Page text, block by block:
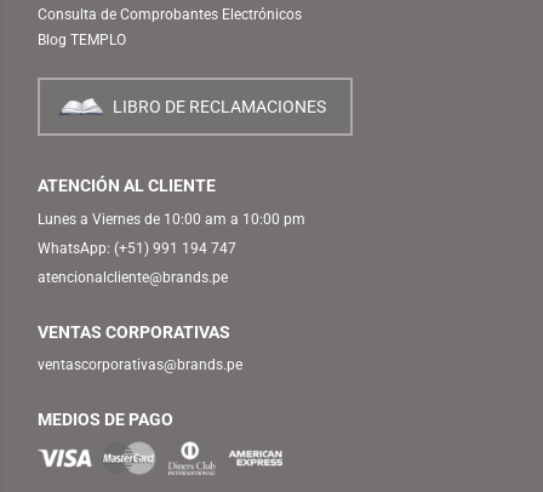
Consulta de Comprobantes Electrónicos
Blog TEMPLO
LIBRO DE RECLAMACIONES
ATENCIÓN AL CLIENTE
Lunes a Viernes de 10:00 am a 10:00 pm
WhatsApp: (+51) 991 194 747
atencionalcliente@brands.pe
VENTAS CORPORATIVAS
ventascorporativas@brands.pe
MEDIOS DE PAGO